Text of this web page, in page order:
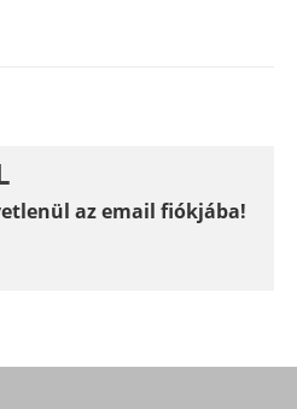
az email fiókjába!